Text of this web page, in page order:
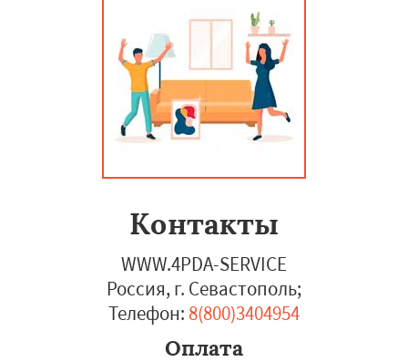
Контакты
WWW.4PDA-SERVICE
Россия, г. Севастополь;
Телефон: 8(800)3404954
Оплата